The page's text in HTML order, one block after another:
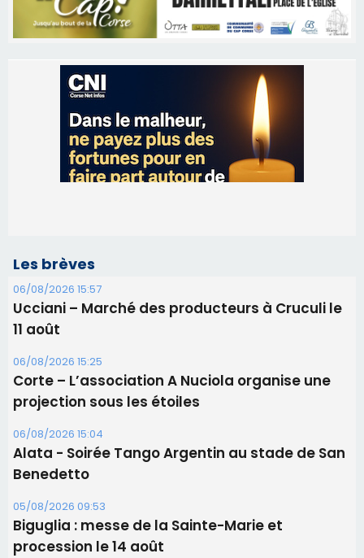
Les brèves
06/08/2026 15:57
Ucciani – Marché des producteurs à Cruculi le
11 août
06/08/2026 15:25
Corte – L’association A Nuciola organise une
projection sous les étoiles
06/08/2026 15:04
Alata - Soirée Tango Argentin au stade de San
Benedetto
05/08/2026 09:53
Biguglia : messe de la Sainte-Marie et
procession le 14 août